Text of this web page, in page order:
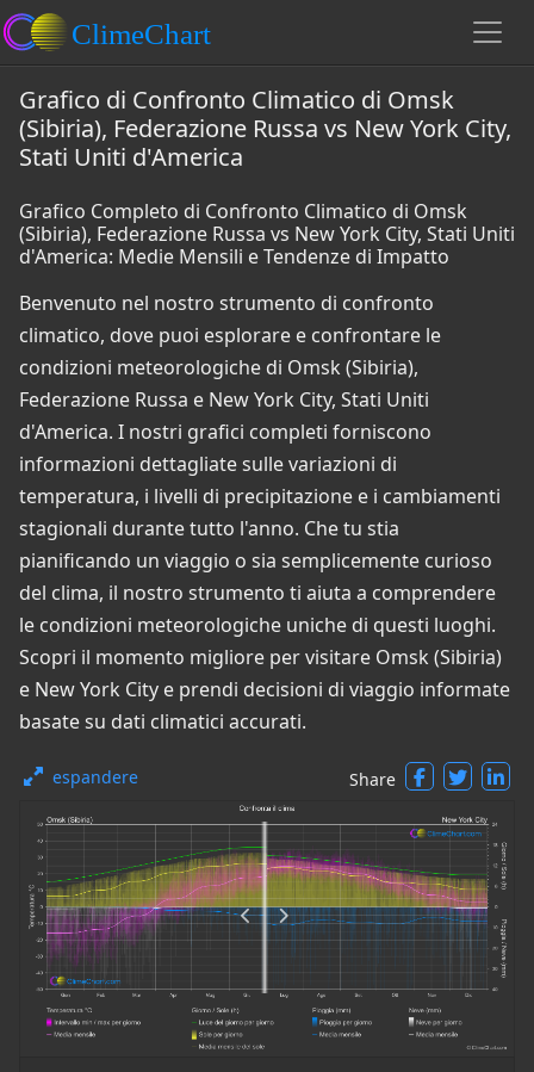
Grafico di Confronto Climatico di Omsk
(Sibiria), Federazione Russa vs New York City,
Stati Uniti d'America
Grafico Completo di Confronto Climatico di Omsk
(Sibiria), Federazione Russa vs New York City, Stati Uniti
d'America: Medie Mensili e Tendenze di Impatto
Benvenuto nel nostro strumento di confronto
climatico, dove puoi esplorare e confrontare le
condizioni meteorologiche di Omsk (Sibiria),
Federazione Russa e New York City, Stati Uniti
d'America. I nostri grafici completi forniscono
informazioni dettagliate sulle variazioni di
temperatura, i livelli di precipitazione e i cambiamenti
stagionali durante tutto l'anno. Che tu stia
pianificando un viaggio o sia semplicemente curioso
del clima, il nostro strumento ti aiuta a comprendere
le condizioni meteorologiche uniche di questi luoghi.
Scopri il momento migliore per visitare Omsk (Sibiria)
e New York City e prendi decisioni di viaggio informate
basate su dati climatici accurati.
espandere Share